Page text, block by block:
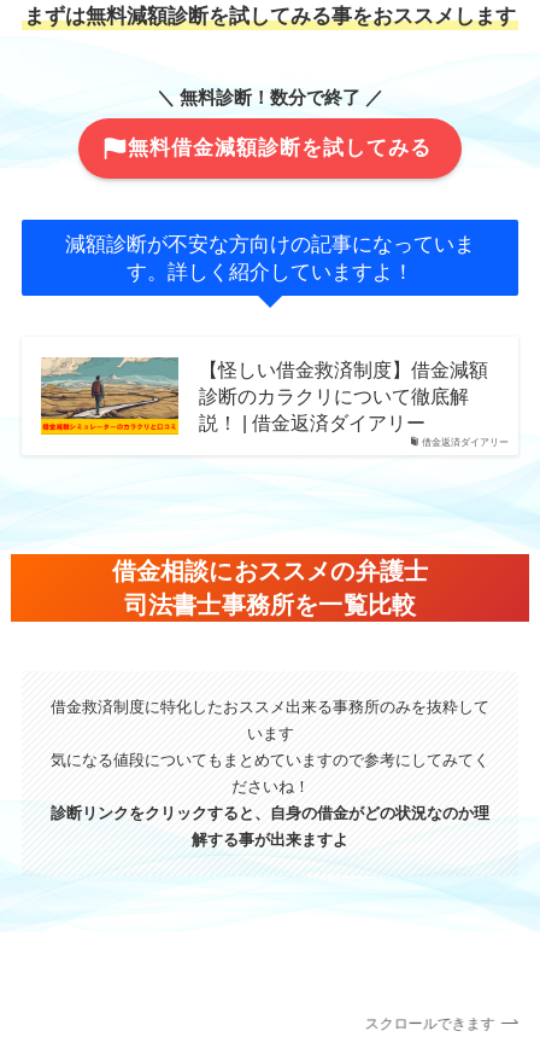
まずは無料減額診断を試してみる事をおススメします
＼ 無料診断！数分で終了 ／
無料借金減額診断を試してみる
減額診断が不安な方向けの記事になっていま
す。詳しく紹介していますよ！
借金返済ダイアリー
【怪しい借金救済制度】借金減額
診断のカラクリについて徹底解
説！ | 借金返済ダイアリー
借金相談におススメの弁護士
司法書士事務所を一覧比較
借金救済制度に特化したおススメ出来る事務所のみを抜粋して
います
気になる値段についてもまとめていますので参考にしてみてく
ださいね！
診断リンクをクリックすると、自身の借金がどの状況なのか理
解する事が出来ますよ
スクロールできます